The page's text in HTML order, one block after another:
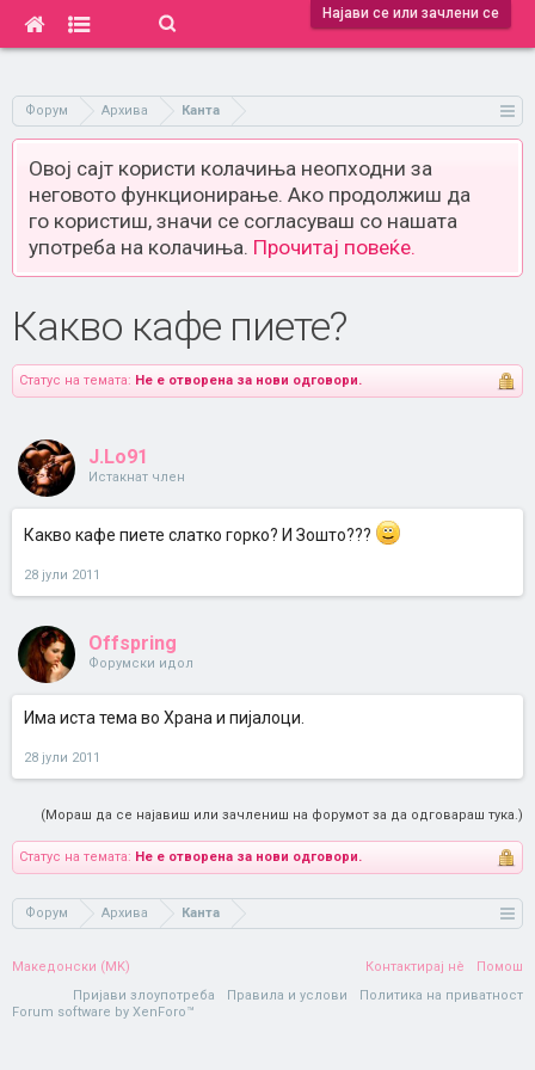
Најави се или зачлени се
Форум Архива Канта
Овој сајт користи колачиња неопходни за
неговото функционирање. Ако продолжиш да
го користиш, значи се согласуваш со нашата
употреба на колачиња. Прочитај повеќе.
Какво кафе пиете?
Статус на темата: Не е отворена за нови одговори.
J.Lo91
Истакнат член
Какво кафе пиете слатко горко? И Зошто???
28 јули 2011
Offspring
Форумски идол
Има иста тема во Храна и пијалоци.
28 јули 2011
(Мораш да се најавиш или зачлениш на форумот за да одговараш тука.)
Статус на темата: Не е отворена за нови одговори.
Форум Архива Канта
Македонски (MK) Контактирај нè
Помош
Пријави злоупотреба
Правила и услови
Политика на приватност
Forum software by XenForo™